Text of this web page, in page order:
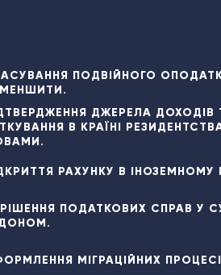
ПОДВІЙНОГО
ДЖЕРЕЛА ДОХОДІВ
В КРАЇНІ
РАХУНКУ В ІНОЗЕМНОМУ
ПОДАТКОВИХ СПРАВ У
МІГРАЦІЙНИХ